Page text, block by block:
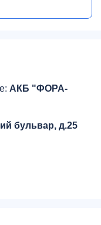
АКБ "ФОРА-
бульвар, д.25